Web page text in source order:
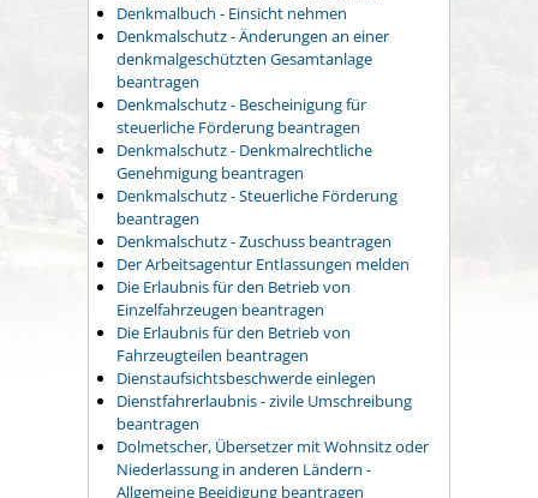
Denkmalbuch - Einsicht nehmen
Denkmalschutz - Änderungen an einer
denkmalgeschützten Gesamtanlage
beantragen
Denkmalschutz - Bescheinigung für
steuerliche Förderung beantragen
Denkmalschutz - Denkmalrechtliche
Genehmigung beantragen
Denkmalschutz - Steuerliche Förderung
beantragen
Denkmalschutz - Zuschuss beantragen
Der Arbeitsagentur Entlassungen melden
Die Erlaubnis für den Betrieb von
Einzelfahrzeugen beantragen
Die Erlaubnis für den Betrieb von
Fahrzeugteilen beantragen
Dienstaufsichtsbeschwerde einlegen
Dienstfahrerlaubnis - zivile Umschreibung
beantragen
Dolmetscher, Übersetzer mit Wohnsitz oder
Niederlassung in anderen Ländern -
Allgemeine Beeidigung beantragen